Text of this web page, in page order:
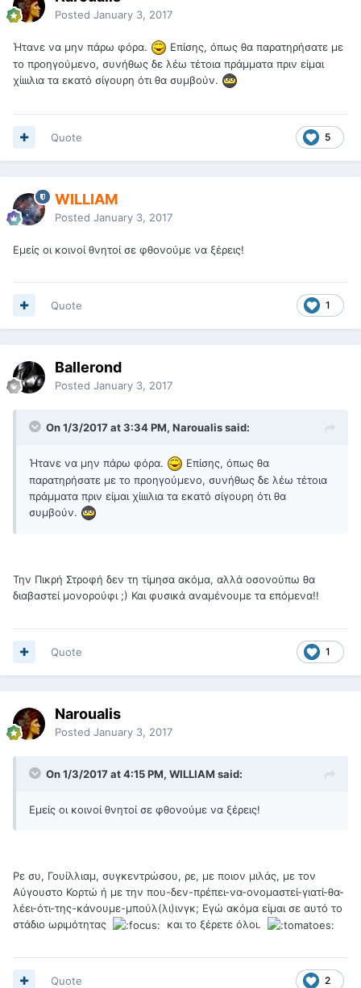
Posted January 3, 2017
Ήτανε να μην πάρω φόρα.
Επίσης, όπως θα παρατηρήσατε με
το προηγούμενο, συνήθως δε λέω τέτοια πράμματα πριν είμαι
χίιιιλια τα εκατό σίγουρη ότι θα συμβούν.
5
Quote
WILLIAM
Posted January 3, 2017
Εμείς οι κοινοί θνητοί σε φθονούμε να ξέρεις!
1
Quote
Ballerond
Posted January 3, 2017
On 1/3/2017 at 3:34 PM, Naroualis said:
Ήτανε να μην πάρω φόρα.
Επίσης, όπως θα
παρατηρήσατε με το προηγούμενο, συνήθως δε λέω τέτοια
πράμματα πριν είμαι χίιιιλια τα εκατό σίγουρη ότι θα
συμβούν.
Την Πικρή Στροφή δεν τη τίμησα ακόμα, αλλά οσονούπω θα
διαβαστεί μονορούφι ;) Και φυσικά αναμένουμε τα επόμενα!!
1
Quote
Naroualis
Posted January 3, 2017
On 1/3/2017 at 4:15 PM, WILLIAM said:
Εμείς οι κοινοί θνητοί σε φθονούμε να ξέρεις!
Ρε συ, Γουίλλιαμ, συγκεντρώσου, ρε, με ποιον μιλάς, με τον
Αύγουστο Κορτώ ή με την που-δεν-πρέπει-να-ονομαστεί-γιατί-θα-
λέει-ότι-της-κάνουμε-μπούλ(λι)ινγκ; Εγώ ακόμα είμαι σε αυτό το
στάδιο ωριμότητας
και το ξέρετε όλοι.
2
Quote